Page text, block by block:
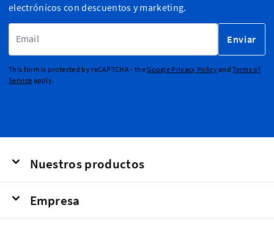
electrónicos con descuentos y marketing.
Enviar
This form is protected by reCAPTCHA - theGoogle Privacy PolicyandTerms of
Service apply.
Nuestros productos
Empresa